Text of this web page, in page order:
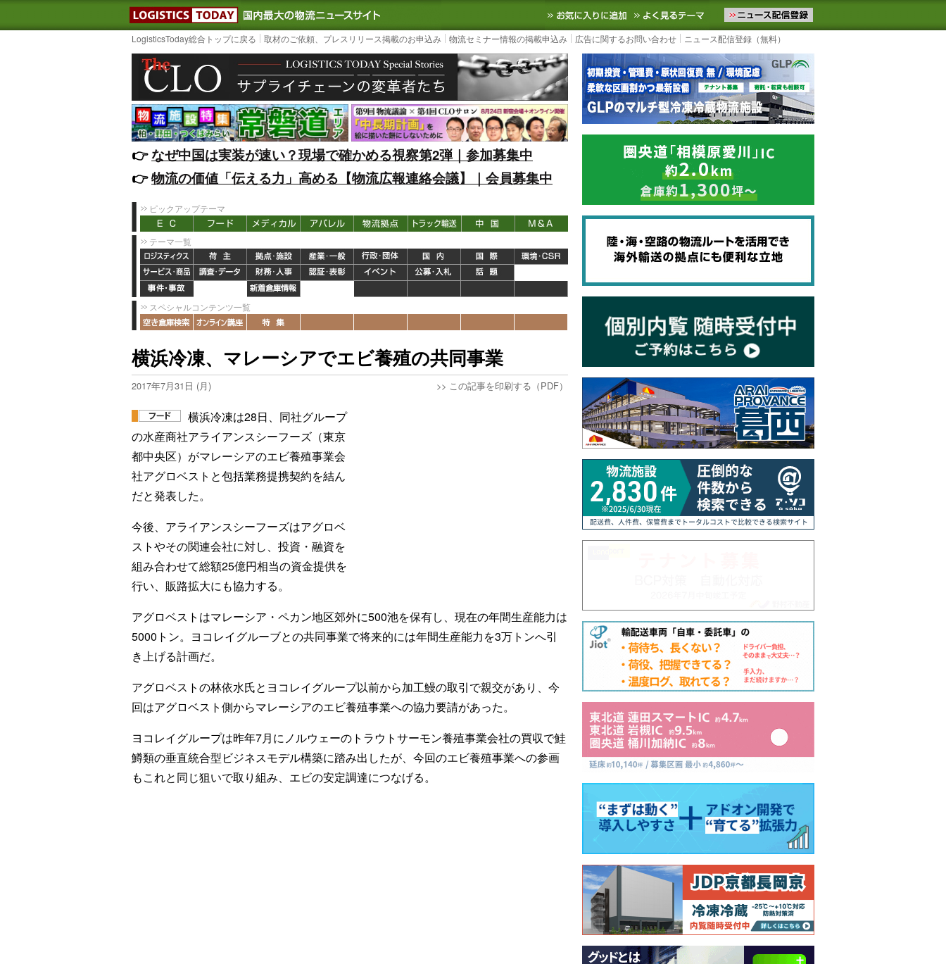
LOGISTICS TODAY｜国内最大の物流ニュースサイト3PL, SCMなど国内外の最新の物流ニュースをお届けします。物流ニュースメール配信を登録す
お気に入りに追加 よく見るテーマ
LogisticsToday総合トップに戻る 取材のご依頼、プレスリリース掲載のお申込み 物流セミナー情報の掲載申込み 広告に関するお問い合わせ ニュース配信登録（無料）
👉️なぜ中国は実装が速い？現場で確かめる視察第2弾｜参加募集中
👉️物流の価値「伝える力」高める【物流広報連絡会議】｜会員募集中
ピックアップテーマ
テーマ一覧
スペシャルコンテンツ一覧
横浜冷凍、マレーシアでエビ養殖の共同事業
2017年7月31日 (月) >> この記事を印刷する（PDF）
横浜冷凍は28日、同社グループ
の水産商社アライアンスシーフーズ（東京
都中央区）がマレーシアのエビ養殖事業会
社アグロベストと包括業務提携契約を結ん
だと発表した。
今後、アライアンスシーフーズはアグロベ
ストやその関連会社に対し、投資・融資を
組み合わせて総額25億円相当の資金提供を
行い、販路拡大にも協力する。
アグロベストはマレーシア・ペカン地区郊外に500池を保有し、現在の年間生産能力は
5000トン。ヨコレイグルーブとの共同事業で将来的には年間生産能力を3万トンへ引
き上げる計画だ。
アグロベストの林依水氏とヨコレイグループ以前から加工鰻の取引で親交があり、今
回はアグロベスト側からマレーシアのエビ養殖事業への協力要請があった。
ヨコレイグループは昨年7月にノルウェーのトラウトサーモン養殖事業会社の買収で鮭
鱒類の垂直統合型ビジネスモデル構築に踏み出したが、今回のエビ養殖事業への参画
もこれと同じ狙いで取り組み、エビの安定調達につなげる。